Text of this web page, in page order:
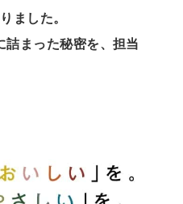
ました。
まった秘密を、担当